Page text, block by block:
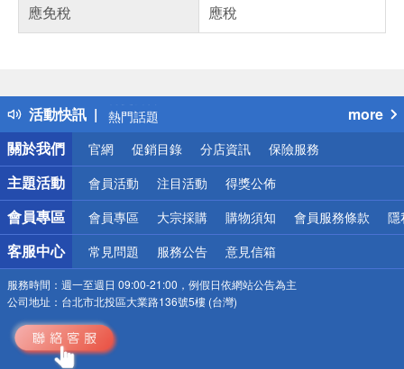
應免稅
應稅
活動快訊
得獎公告
熱門話題
銀行優惠
偏遠地區配送
詐騙網頁！請小心！
more
關於我們
官網 促銷目錄 分店資訊 保險服務
主題活動 會員活動 注目活動 得獎公佈
會員專區 會員專區 大宗採購 購物須知 會員服務條款 隱
客服中心 常見問題 服務公告 意見信箱
服務時間： 週一至週日 09:00-21:00，例假日依網站公告為主
公司地址： 台北市北投區大業路136號5樓 (台灣)